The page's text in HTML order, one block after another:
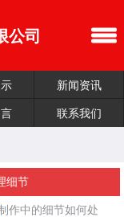
公司
新闻资讯
联系我们
细节
作中的细节如何处